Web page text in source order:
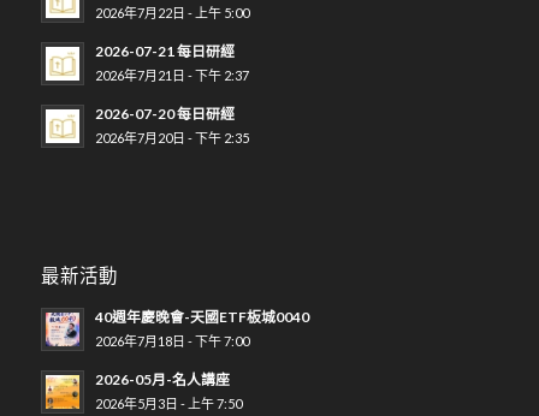
2026年7月22日 - 上午 5:00
2026-07-21 每日研經
2026年7月21日 - 下午 2:37
2026-07-20 每日研經
2026年7月20日 - 下午 2:35
最新活動
40週年慶晚會-天國ETF板城0040
2026年7月18日 - 下午 7:00
2026-05月-名人講座
2026年5月3日 - 上午 7:50